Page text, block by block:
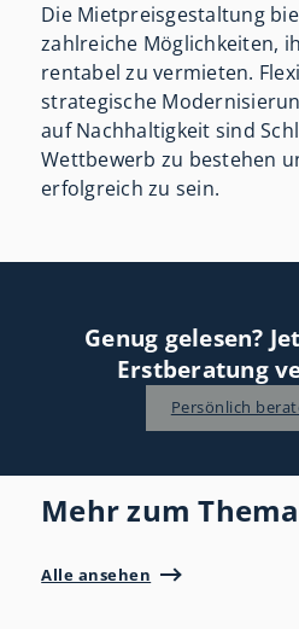
Die Mietpreisgestaltung
zahlreiche Möglichkeiten,
rentabel zu vermieten.
strategische
auf Nachhaltigkeit sind
Wettbewerb zu bestehen
erfolgreich zu sein.
Genug gelesen?
Erstberatung
Persönlich
Mehr zum Thema
Alle ansehen